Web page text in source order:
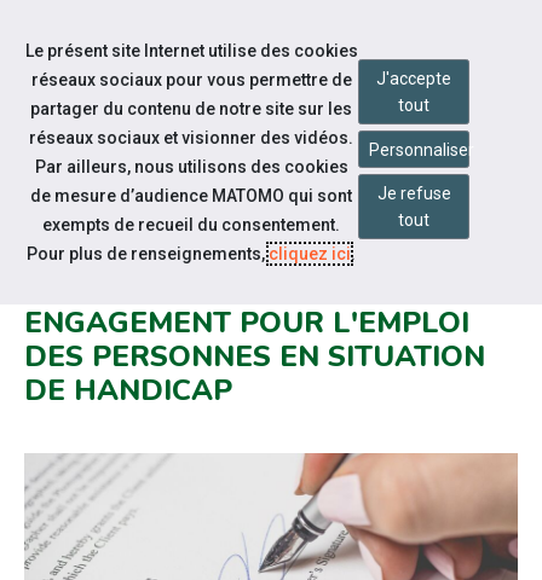
Aller au contenu
Notre actualité
324 EMPLOYEURS SIGNATAIRES
ENGAGEMENT POUR L'EMPLOI
DES PERSONNES EN SITUATION
DE HANDICAP
Le présent site Internet utilise des cookies
réseaux sociaux pour vous permettre de
partager du contenu de notre site sur les
réseaux sociaux et visionner des vidéos.
Par ailleurs, nous utilisons des cookies
de mesure d’audience MATOMO qui sont
exempts de recueil du consentement.
Pour plus de renseignements,cliquez ici.
J'accepte
tout
Personnaliser
Je refuse
tout